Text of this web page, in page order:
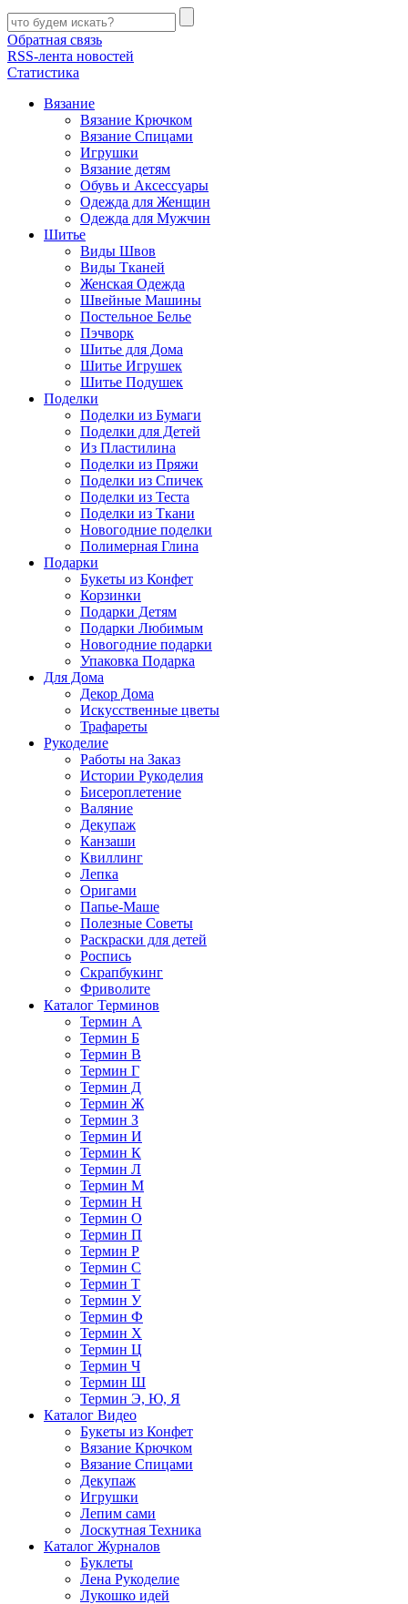
Обратная связь
RSS-лента новостей
Статистика
Вязание
Вязание Крючком
Вязание Спицами
Игрушки
Вязание детям
Обувь и Аксессуары
Одежда для Женщин
Одежда для Мужчин
Шитье
Виды Швов
Виды Тканей
Женская Одежда
Швейные Машины
Постельное Белье
Пэчворк
Шитье для Дома
Шитье Игрушек
Шитье Подушек
Поделки
Поделки из Бумаги
Поделки для Детей
Из Пластилина
Поделки из Пряжи
Поделки из Спичек
Поделки из Теста
Поделки из Ткани
Новогодние поделки
Полимерная Глина
Подарки
Букеты из Конфет
Корзинки
Подарки Детям
Подарки Любимым
Новогодние подарки
Упаковка Подарка
Для Дома
Декор Дома
Искусственные цветы
Трафареты
Рукоделие
Работы на Заказ
Истории Рукоделия
Бисероплетение
Валяние
Декупаж
Канзаши
Квиллинг
Лепка
Оригами
Папье-Маше
Полезные Советы
Раскраски для детей
Роспись
Скрапбукинг
Фриволите
Каталог Терминов
Термин А
Термин Б
Термин В
Термин Г
Термин Д
Термин Ж
Термин З
Термин И
Термин К
Термин Л
Термин М
Термин Н
Термин О
Термин П
Термин Р
Термин С
Термин Т
Термин У
Термин Ф
Термин Х
Термин Ц
Термин Ч
Термин Ш
Термин Э, Ю, Я
Каталог Видео
Букеты из Конфет
Вязание Крючком
Вязание Спицами
Декупаж
Игрушки
Лепим сами
Лоскутная Техника
Каталог Журналов
Буклеты
Лена Рукоделие
Лукошко идей